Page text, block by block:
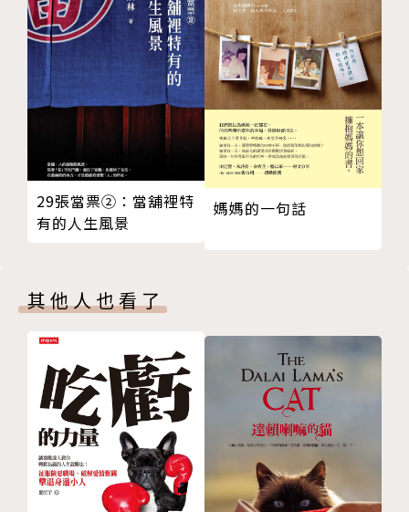
在確診自己罹患末期疾病後，這位才華洋溢的年輕神經
外科醫師從醫師、病人、兒子、伴侶與父親等不同身
分，審視自己三十七年的生命歷程，思索生命與死亡的
意義。面對未知與隨時可能降臨的人生終點，他寫道：
「我起碼已經了解，醫師的職責不是峻拒死亡，也不是
使病人回復舊有生命，而是敞開雙臂，擁抱生命已經分
崩離析的病人及家屬，努力幫他們重新站起，去面對、
卡拉尼提最後於二○一五年三月過世，留下這本深刻且
令人感動的書。《當呼吸化為空氣》飽含文學、醫學與
哲學的省思，引領我們思考自己的人生價值與有限的生
命。
作者簡介
保羅．卡拉尼提（Paul Kalanithi）
29張當票②：當舖裡特
有的人生風景
媽媽的一句話
其他人也看了